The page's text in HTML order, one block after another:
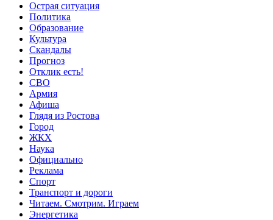
Острая ситуация
Политика
Образование
Культура
Скандалы
Прогноз
Отклик есть!
СВО
Армия
Афиша
Глядя из Ростова
Город
ЖКХ
Наука
Официально
Реклама
Спорт
Транспорт и дороги
Читаем. Смотрим. Играем
Энергетика